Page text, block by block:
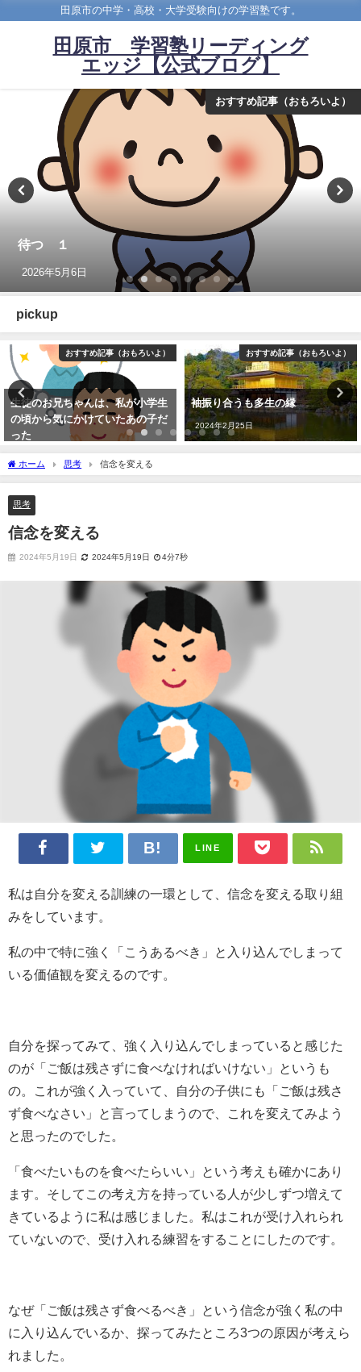
田原市の中学・高校・大学受験向けの学習塾です。
田原市 学習塾リーディング
エッジ【公式ブログ】
おすすめ記事（おもろいよ）
待つ １
2026年5月6日
pickup
おすすめ記事（おもろいよ）
生徒のお兄ちゃんは、私が小学生
の頃から気にかけていたあの子だ
った
おすすめ記事（おもろいよ）
袖振り合うも多生の縁
2024年2月25日
ホーム 思考 信念を変える
思考
信念を変える
2024年5月19日 2024年5月19日 4分7秒
LINE
私は自分を変える訓練の一環として、信念を変える取り組
みをしています。
私の中で特に強く「こうあるべき」と入り込んでしまって
いる価値観を変えるのです。
自分を探ってみて、強く入り込んでしまっていると感じた
のが「ご飯は残さずに食べなければいけない」というも
の。これが強く入っていて、自分の子供にも「ご飯は残さ
ず食べなさい」と言ってしまうので、これを変えてみよう
と思ったのでした。
「食べたいものを食べたらいい」という考えも確かにあり
ます。そしてこの考え方を持っている人が少しずつ増えて
きているように私は感じました。私はこれが受け入れられ
ていないので、受け入れる練習をすることにしたのです。
なぜ「ご飯は残さず食べるべき」という信念が強く私の中
に入り込んでいるか、探ってみたところ3つの原因が考えら
れました。